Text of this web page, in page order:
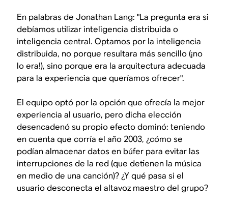
En palabras de Jonathan Lang: "La pregunta era si
debíamos utilizar inteligencia distribuida o
inteligencia central. Optamos por la inteligencia
distribuida, no porque resultara más sencillo (¡no
lo era!), sino porque era la arquitectura adecuada
para la experiencia que queríamos ofrecer".
El equipo optó por la opción que ofrecía la mejor
experiencia al usuario, pero dicha elección
desencadenó su propio efecto dominó: teniendo
en cuenta que corría el año 2003, ¿cómo se
podían almacenar datos en búfer para evitar las
interrupciones de la red (que detienen la música
en medio de una canción)? ¿Y qué pasa si el
usuario desconecta el altavoz maestro del grupo?